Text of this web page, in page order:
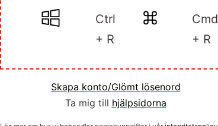
Ctrl
+ R
Cmd
+ R
Skapa konto/Glömt lösenord
Ta mig till hjälpsidorna